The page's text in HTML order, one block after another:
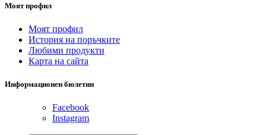
Моят профил
Моят профил
История на поръчките
Любими продукти
Карта на сайта
Информационен бюлетин
Facebook
Instagram